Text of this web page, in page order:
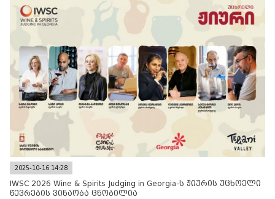
2025-10-16 14:28
IWSC 2026 Wine & Spirits Judging in Georgia-ს ჟიურის უცხოელი
წევრების ვინაობა ცნობილია